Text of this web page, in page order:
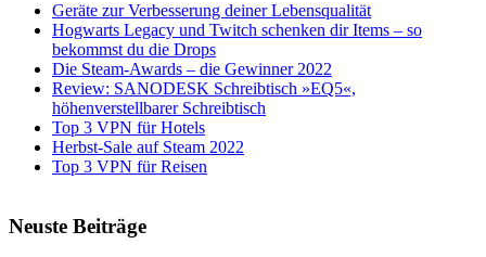
Geräte zur Verbesserung deiner Lebensqualität
Hogwarts Legacy und Twitch schenken dir Items – so
bekommst du die Drops
Die Steam-Awards – die Gewinner 2022
Review: SANODESK Schreibtisch »EQ5«,
höhenverstellbarer Schreibtisch
Top 3 VPN für Hotels
Herbst-Sale auf Steam 2022
Top 3 VPN für Reisen
Neuste Beiträge